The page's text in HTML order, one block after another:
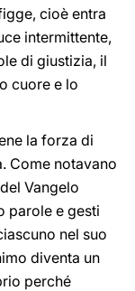
cioè entra
intermittente,
di giustizia, il
cuore e lo
la forza di
Come notavano
Vangelo
parole e gesti
nel suo
diventa un
perché